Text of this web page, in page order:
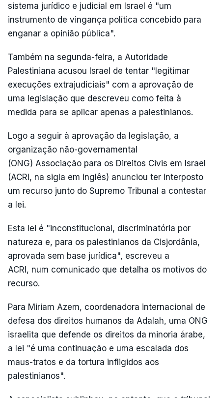
sistema jurídico e judicial em Israel é "um
instrumento de vingança política concebido para
enganar a opinião pública".
Também na segunda-feira, a Autoridade
Palestiniana acusou Israel de tentar "legitimar
execuções extrajudiciais" com a aprovação de
uma legislação que descreveu como feita à
medida para se aplicar apenas a palestinianos.
Logo a seguir à aprovação da legislação, a
organização não-governamental
(ONG) Associação para os Direitos Civis em Israel
(ACRI, na sigla em inglês) anunciou ter interposto
um recurso junto do Supremo Tribunal a contestar
a lei.
Esta lei é "inconstitucional, discriminatória por
natureza e, para os palestinianos da Cisjordânia,
aprovada sem base jurídica", escreveu a
ACRI, num comunicado que detalha os motivos do
recurso.
Para Miriam Azem, coordenadora internacional de
defesa dos direitos humanos da Adalah, uma ONG
israelita que defende os direitos da minoria árabe,
a lei "é uma continuação e uma escalada dos
maus-tratos e da tortura infligidos aos
palestinianos".